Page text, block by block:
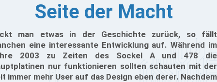
Seite der Macht
man etwas in der Geschichte zurück, so fällt
eine interessante Entwicklung auf. Während im
2003 zu Zeiten des Sockel A und 478 die
nur funktionieren sollten schauten mit der
immer mehr User auf das Design eben derer. Nachdem